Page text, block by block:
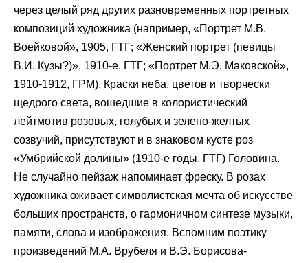
через целый ряд других разновременных портретных
композиций художника (например, «Портрет М.В.
Воейковой», 1905, ГТГ; «Женский портрет (певицы
В.И. Кузы?)», 1910-е, ГТГ; «Портрет М.Э. Маковской»,
1910-1912, ГРМ). Краски неба, цветов и творчески
щедрого света, вошедшие в колористический
лейтмотив розовых, голубых и зелено-желтых
созвучий, присутствуют и в знаковом кусте роз
«Умбрийской долины» (1910-е годы, ГТГ) Головина.
Не случайно пейзаж напоминает фреску. В розах
художника оживает символистская мечта об искусстве
больших пространств, о гармоничном синтезе музыки,
памяти, слова и изображения. Вспомним поэтику
произведений М.А. Врубеля и В.Э. Борисова-